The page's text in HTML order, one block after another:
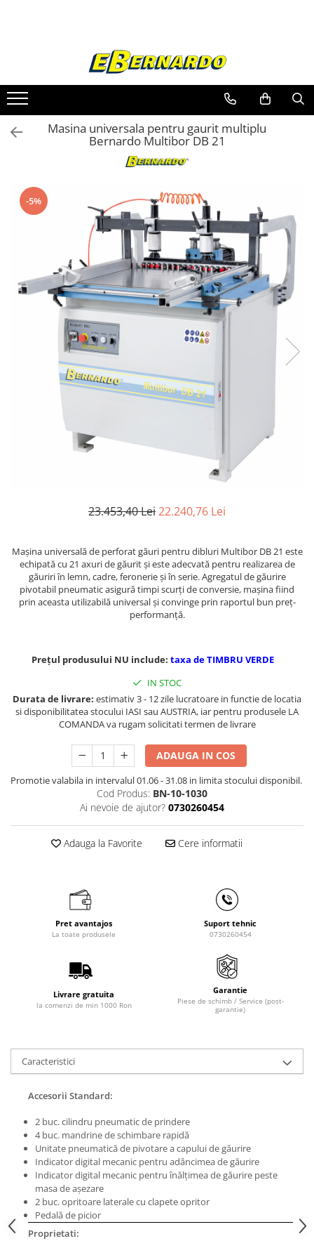
Prelucrare metal
Fierastraie pentru metal
Ferastraie mobile pentru metal
Fierastraie prelucrare metal
Ferastraie circulare pentru metal
Dispozitive de sudare pentru panze
panglica
Ferastraie automate cu banda si
Ferastraie metal cu banda si taiere
dubla semiautomate
Ferastraie prelucrare metal cu
banda si taiere dubla
Ferastraie verticale
Strunguri pentru metal
Strunguri CNC
Strunguri cu cutie de viteze
Strunguri cu surub de ghidare
Strunguri metal cu freza
Strunguri universale
Masini de gaurit - Vario - cu masa
si coloana
Masini de gaurit cu angrenaj, masa
si coloana
Masini de gaurit cu coloana
Masini de gaurit cu coloana si
Masini de gaurit cu masa
Masini de gaurit cu stand si
Masini de gaurit radiale
Masini de gaurit si frezat
Masini de gaurit cu freza
Masini de frezat universale
Centre de prelucrare verticale CNC
Masini de frezat cu batiu
Masini de frezat verticale
Masini de slefuit metal
Masini de ascutit burghie
Masini de lustruit
Masini de polizat bavuri cu perii
Masini de rectificat plan
Masini de satinat
Masini de slefuit combinate
Masini de slefuit cu mediu umed si
uscat
Masini de slefuit cutite de gravat
Masini de tesit
Masini pentru slefuit tevi
Masini universale de ascutit
Polizoare de banc
Masina universala pentru gaurit multiplu
Bernardo Multibor DB 21
-5%
23.453,40 Lei22.240,76 Lei
Maşina universală de perforat găuri pentru dibluri Multibor DB 21 este
echipată cu 21 axuri de găurit şi este adecvată pentru realizarea de
găuriri în lemn, cadre, feronerie şi în serie. Agregatul de găurire
pivotabil pneumatic asigură timpi scurţi de conversie, maşina fiind
prin aceasta utilizabilă universal şi convinge prin raportul bun preţ-
performanţă.
Prețul produsului NU include: taxa de TIMBRU VERDE
IN STOC
Durata de livrare: estimativ 3 - 12 zile lucratoare in functie de locatia
si disponibilitatea stocului IASI sau AUSTRIA, iar pentru produsele LA
COMANDA va rugam solicitati termen de livrare
ADAUGA IN COS
Promotie valabila in intervalul 01.06 - 31.08 in limita stocului disponibil.
Cod Produs: BN-10-1030
Ai nevoie de ajutor? 0730260454
Adauga la Favorite Cere informatii
Pret avantajos
La toate produsele
Suport tehnic
0730260454
Livrare gratuita
la comenzi de min 1000 Ron
Garantie
Piese de schimb / Service (post-
garantie)
Caracteristici
Accesorii Standard:
2 buc. cilindru pneumatic de prindere
4 buc. mandrine de schimbare rapidă
Unitate pneumatică de pivotare a capului de găurire
Indicator digital mecanic pentru adâncimea de găurire
Indicator digital mecanic pentru înălţimea de găurire peste
masa de aşezare
2 buc. opritoare laterale cu clapete opritor
Pedală de picior
Proprietati: